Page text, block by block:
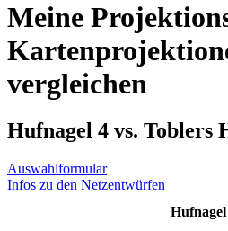
Meine
vergleichen
Hufnagel 4 vs. Toblers
Auswahlformular
Infos zu den Netzentwürfen
Hufnagel